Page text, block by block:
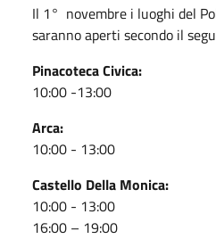
Il 1° novembre i luoghi del
saranno aperti secondo il
Pinacoteca Civica:
10:00 -13:00
Arca:
10:00 - 13:00
Castello Della Monica:
10:00 - 13:00
16:00 – 19:00